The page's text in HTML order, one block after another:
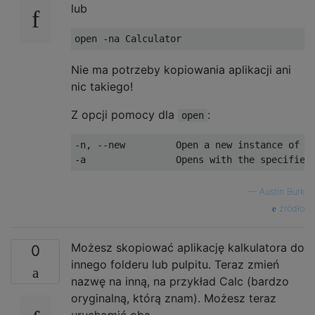
lub
Nie ma potrzeby kopiowania aplikacji ani
nic takiego!
Z opcji pomocy dla
open :
-n, --new         Open a new instance of
Austin Burk
źródło
0
Możesz skopiować aplikację kalkulatora do
innego folderu lub pulpitu. Teraz zmień
nazwę na inną, na przykład Calc (bardzo
oryginalną, którą znam). Możesz teraz